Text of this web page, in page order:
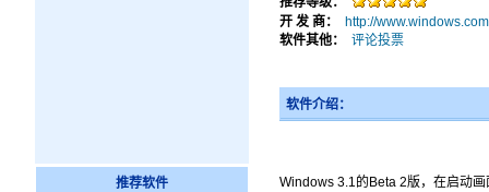
推荐软件
开 发 商：
http://www.windows.com
软件其他：
评论投票
软件介绍：
Windows 3.1的Beta 2版，在启动